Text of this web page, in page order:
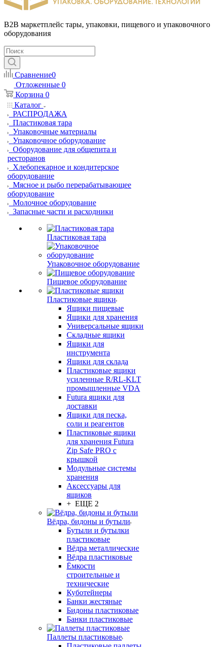
B2B маркетплейс тары, упаковки, пищевого и упаковочного
оборудования
Сравнение0
Отложенные 0
Корзина 0
Каталог
РАСПРОДАЖА
Пластиковая тара
Упаковочные материалы
Упаковочное оборудование
Оборудование для общепита и
ресторанов
Хлебопекарное и кондитерское
оборудование
Мясное и рыбо перерабатывающее
оборудование
Молочное оборудование
Запасные части и расходники
Пластиковая тара
Упаковочное оборудование
Пищевое оборудование
Пластиковые ящики
Ящики пищевые
Ящики для хранения
Универсальные ящики
Складные ящики
Ящики для
инструмента
Ящики для склада
Пластиковые ящики
усиленные R/RL-KLT
промышленные VDA
Futura ящики для
доставки
Ящики для песка,
соли и реагентов
Пластиковые ящики
для хранения Futura
Zip Safe PRO с
крышкой
Модульные системы
хранения
Аксессуары для
ящиков
+ ЕЩЕ 2
Вёдра, бидоны и бутыли
Бутыли и бутылки
пластиковые
Вёдра металлические
Вёдра пластиковые
Ёмкости
строительные и
технические
Куботейнеры
Банки жестяные
Бидоны пластиковые
Банки пластиковые
Паллеты пластиковые